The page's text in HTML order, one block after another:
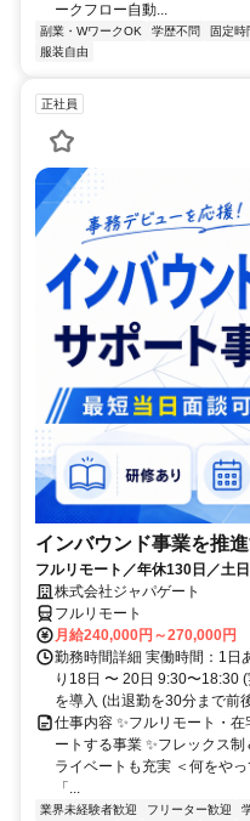
ークフロー自動...
副業・WワークOK 学歴不問 固定時
服装自由
正社員
インバウンド事業を推
フルリモート／年休130日／土
株式会社ジャパゲート
フルリモート
月給240,000円～270,000円
勤務時間詳細 実働時間：1日
り18日 〜 20日 9:30〜18:30
を導入 (出退勤を30分まで前
仕事内容 ✨フルリモート・
ートする事業 ✨フレックス
ライベートも充実 ＜何をや
「...
業界未経験者歓迎 フリーター歓迎